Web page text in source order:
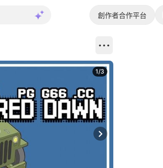
創作者合作平台
Next slide
1/3